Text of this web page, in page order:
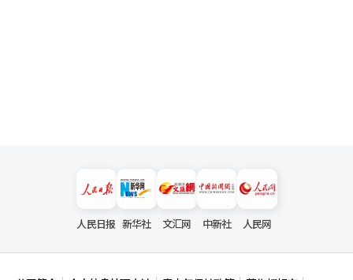
人民日报 新华社 文汇网 中新社 人民网